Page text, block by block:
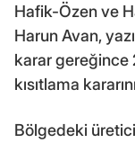
Hafik-Özen ve
Harun Avan,
karar gereğince
kısıtlama
Bölgedeki